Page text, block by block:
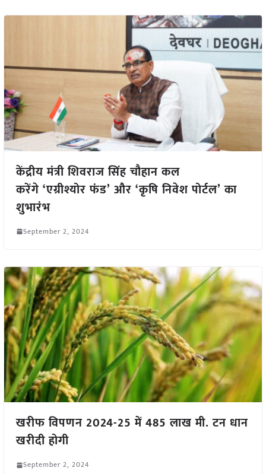
केंद्रीय मंत्री शिवराज सिंह चौहान कल
करेंगे ‘एग्रीश्योर फंड’ और ‘कृषि निवेश पोर्टल’ का
शुभारंभ
September 2, 2024
खरीफ विपणन 2024-25 में 485 लाख मी. टन धान
खरीदी होगी
September 2, 2024